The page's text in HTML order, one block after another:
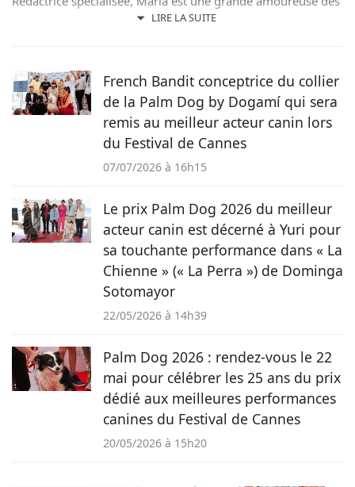
LIRE LA SUITE
animaux. Monkey, son Golden Retriever, partage son
faire profiter quotidiennement les lecteurs de Pets Dating.
French Bandit conceptrice du collier
de la Palm Dog by Dogamí qui sera
remis au meilleur acteur canin lors
du Festival de Cannes
07/07/2026 à 16h15
Le prix Palm Dog 2026 du meilleur
acteur canin est décerné à Yuri pour
sa touchante performance dans « La
Chienne » (« La Perra ») de Dominga
Sotomayor
22/05/2026 à 14h39
Palm Dog 2026 : rendez-vous le 22
mai pour célébrer les 25 ans du prix
dédié aux meilleures performances
canines du Festival de Cannes
20/05/2026 à 15h20